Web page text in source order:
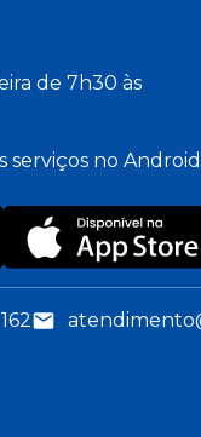
de 7h30 às
serviços no Android
162